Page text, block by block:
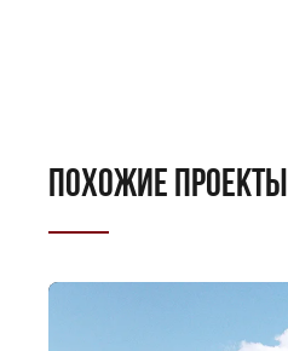
ПОХОЖИЕ ПРОЕКТЫ